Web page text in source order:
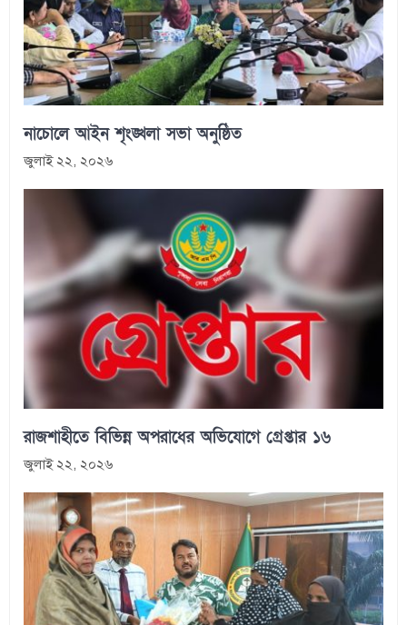
নাচোলে আইন শৃংঙ্খলা সভা অনুষ্ঠিত
জুলাই ২২, ২০২৬
রাজশাহীতে বিভিন্ন অপরাধের অভিযোগে গ্রেপ্তার ১৬
জুলাই ২২, ২০২৬